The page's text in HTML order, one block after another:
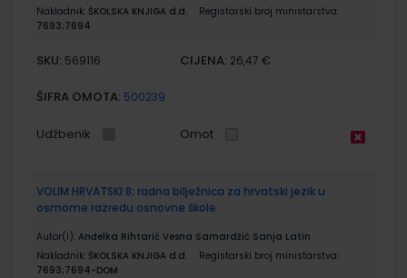
Nakladnik: ŠKOLSKA KNJIGA d.d.
Registarski broj ministarstva:
7693;7694
SKU: 569116 CIJENA: 26,47 €
ŠIFRA OMOTA: 500239
Udžbenik Omot
VOLIM HRVATSKI 8; radna bilježnica za hrvatski jezik u
osmome razredu osnovne škole
Autor(i): Anđelka Rihtarić Vesna Samardžić Sanja Latin
Nakladnik: ŠKOLSKA KNJIGA d.d.
Registarski broj ministarstva:
7693;7694-DOM